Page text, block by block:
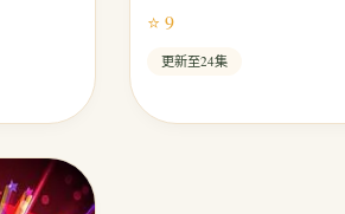
⭐ 9
更新至24集